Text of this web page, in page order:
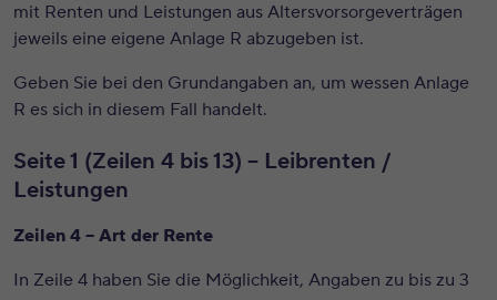
mit Renten und Leistungen aus Altersvorsorgeverträgen
jeweils eine eigene Anlage R abzugeben ist.
Geben Sie bei den Grundangaben an, um wessen Anlage
R es sich in diesem Fall handelt.
Seite 1 (Zeilen 4 bis 13) – Leibrenten /
Leistungen
Zeilen 4 – Art der Rente
In Zeile 4 haben Sie die Möglichkeit, Angaben zu bis zu 3